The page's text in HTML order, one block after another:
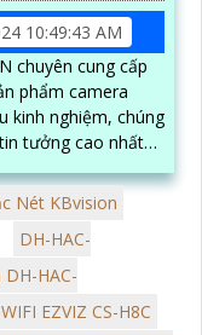
10:49:43 AM
chuyên cung cấp
phẩm camera
tưởng cao nhất
Nét KBvision
DH-HAC-
HAC-
EZVIZ CS-H8C